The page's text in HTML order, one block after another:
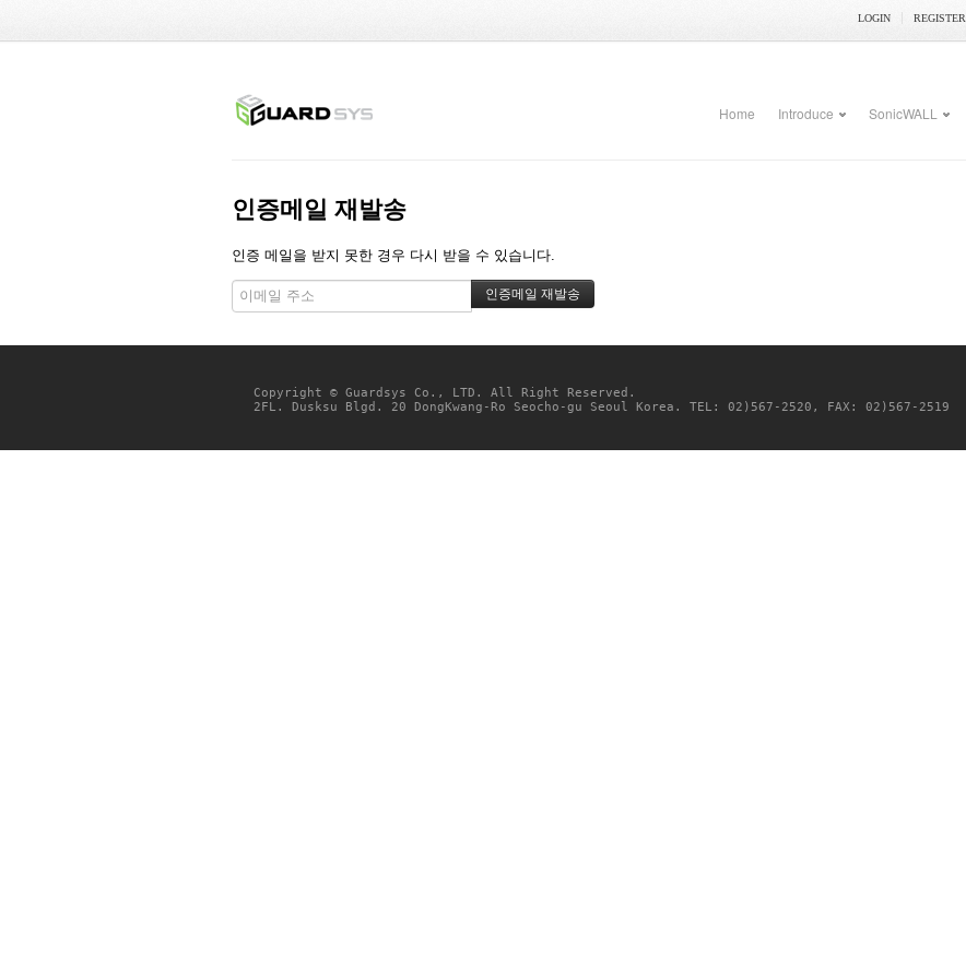
LOGIN REGISTER
Home Introduce SonicWALL
인증메일 재발송
인증 메일을 받지 못한 경우 다시 받을 수 있습니다.
Copyright © Guardsys Co., LTD. All Right Reserved.
2FL. Dusksu Blgd. 20 DongKwang-Ro Seocho-gu Seoul Korea. TEL: 02)567-2520, FAX: 02)567-2519